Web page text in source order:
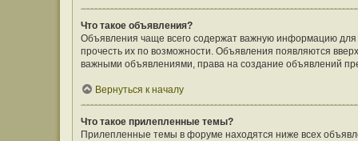
Что такое объявления?
Объявления чаще всего содержат важную информацию
прочесть их по возможности. Объявления появляются
важными объявлениями, права на создание объявлений
Вернуться к началу
Что такое прилепленные темы?
Прилепленные темы в форуме находятся ниже всех